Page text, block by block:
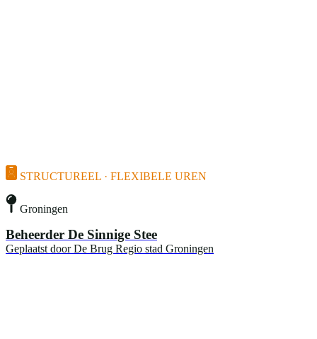
STRUCTUREEL · FLEXIBELE UREN
Groningen
Beheerder De Sinnige Stee
Geplaatst door De Brug Regio stad Groningen